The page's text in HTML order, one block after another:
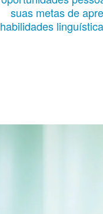
suas metas de
habilidades